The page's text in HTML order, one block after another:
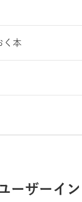
く本
ーザーイ